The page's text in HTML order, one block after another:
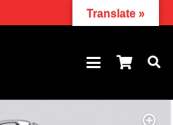
Translate »